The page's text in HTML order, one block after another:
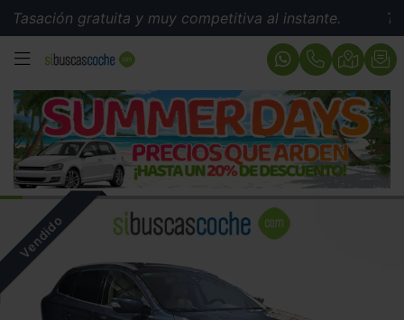
gratuita y muy competitiva al instante.
MENÚ